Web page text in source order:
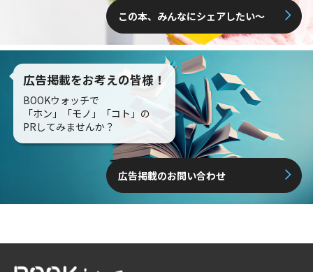
この本、みんなにシェアしたい〜
広告掲載をお考えの皆様！
BOOKウォッチで
「ホン」「モノ」「コト」の
PRしてみませんか？
広告掲載のお問い合わせ